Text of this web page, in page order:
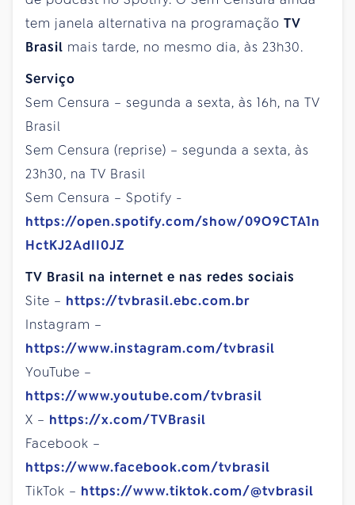
tem janela alternativa na programação TV
Brasil mais tarde, no mesmo dia, às 23h30.
Serviço
Sem Censura – segunda a sexta, às 16h, na TV
Brasil
Sem Censura (reprise) – segunda a sexta, às
23h30, na TV Brasil
Sem Censura – Spotify -
https://open.spotify.com/show/09O9CTA1n
HctKJ2AdII0JZ
TV Brasil na internet e nas redes sociais
Site – https://tvbrasil.ebc.com.br
Instagram –
https://www.instagram.com/tvbrasil
YouTube –
https://www.youtube.com/tvbrasil
X – https://x.com/TVBrasil
Facebook –
https://www.facebook.com/tvbrasil
TikTok – https://www.tiktok.com/@tvbrasil